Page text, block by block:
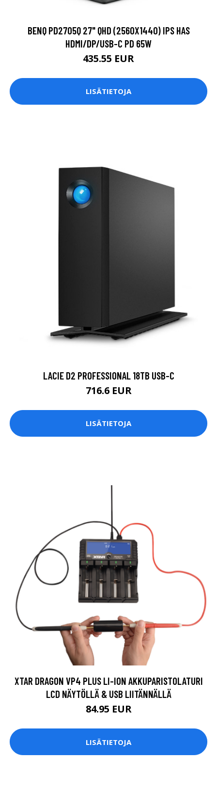
BENQ PD2705Q 27" QHD (2560X1440) IPS HAS
HDMI/DP/USB-C PD 65W
435.55 EUR
LISÄTIETOJA
LACIE D2 PROFESSIONAL 18TB USB-C
716.6 EUR
LISÄTIETOJA
XTAR DRAGON VP4 PLUS LI-ION AKKUPARISTOLATURI
LCD NÄYTÖLLÄ & USB LIITÄNNÄLLÄ
84.95 EUR
LISÄTIETOJA